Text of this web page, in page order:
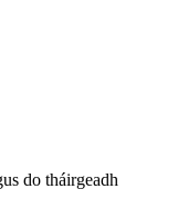
do tháirgeadh